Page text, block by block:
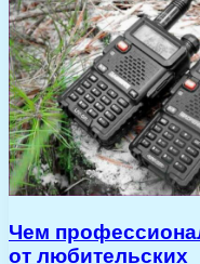
Чем
от любительских